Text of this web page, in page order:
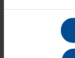
ihrer Homepage